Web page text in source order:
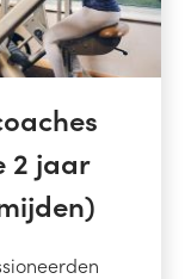
2 jaar